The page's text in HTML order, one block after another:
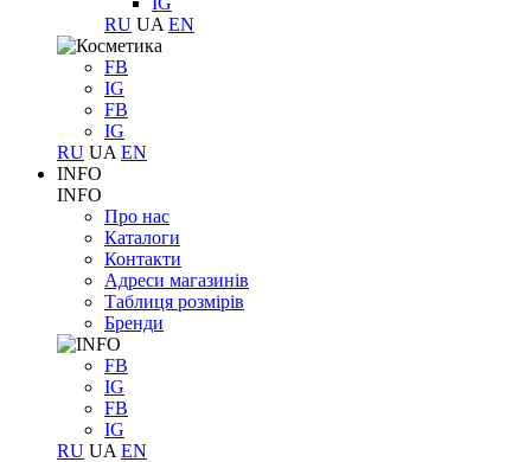
RU UA EN
FB
IG
FB
IG
RU UA EN
INFO
INFO
Про нас
Каталоги
Контакти
Адреси магазинів
Таблиця розмірів
Бренди
FB
IG
FB
IG
RU UA EN